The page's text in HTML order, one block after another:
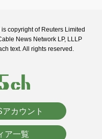
copyright of Reuters Limited
News Network LP, LLLP
text. All rights reserved.
カウント
ア一覧